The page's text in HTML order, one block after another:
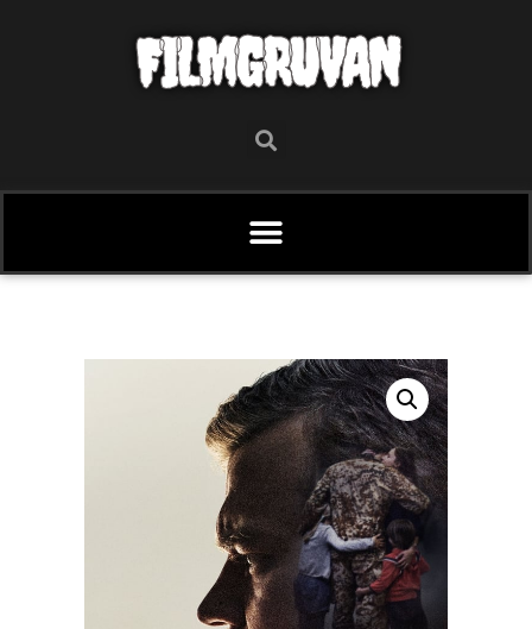
FILMGRUVAN